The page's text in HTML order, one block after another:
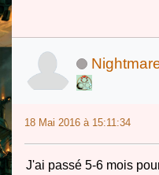
18 Mai 2016 à 15:11:34
J'ai passé 5-6 mois